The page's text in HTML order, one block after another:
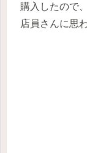
購入したので
店員さんに思